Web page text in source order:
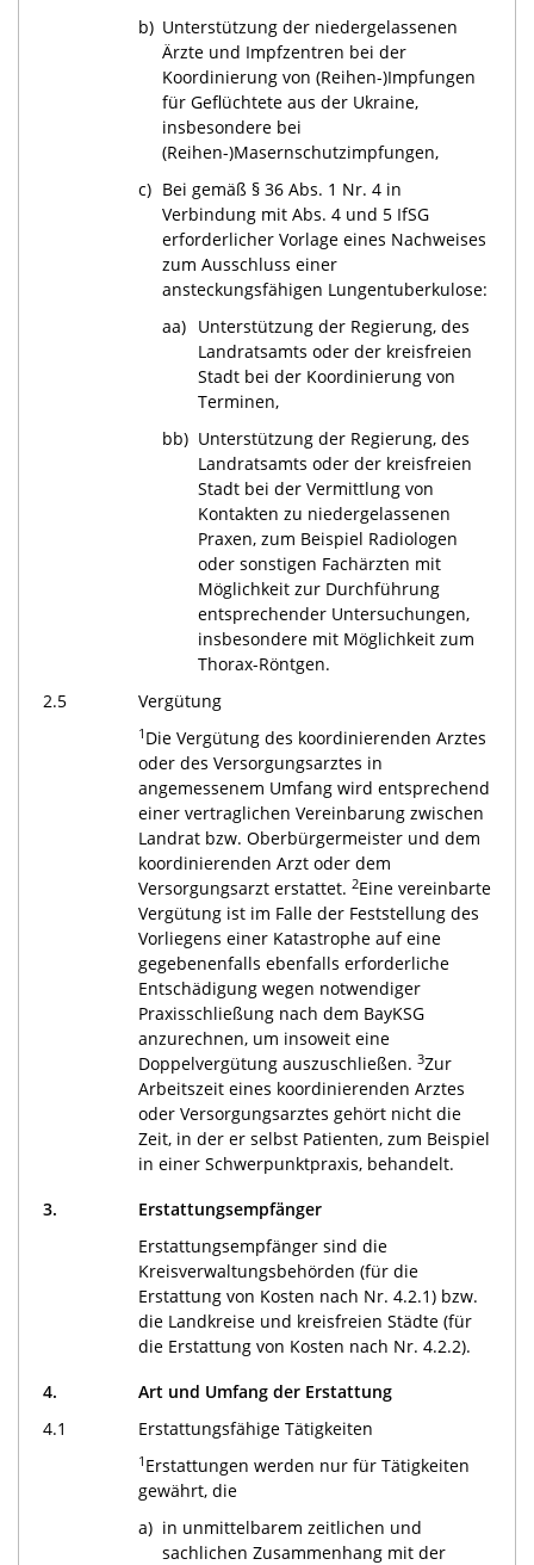
b) Unterstützung der niedergelassenen
Ärzte und Impfzentren bei der
Koordinierung von (Reihen-)Impfungen
für Geflüchtete aus der Ukraine,
insbesondere bei
(Reihen-)Masernschutzimpfungen,
c) Bei gemäß § 36 Abs. 1 Nr. 4 in
Verbindung mit Abs. 4 und 5 IfSG
erforderlicher Vorlage eines Nachweises
zum Ausschluss einer
ansteckungsfähigen Lungentuberkulose:
aa) Unterstützung der Regierung, des
Landratsamts oder der kreisfreien
Stadt bei der Koordinierung von
Terminen,
bb) Unterstützung der Regierung, des
Landratsamts oder der kreisfreien
Stadt bei der Vermittlung von
Kontakten zu niedergelassenen
Praxen, zum Beispiel Radiologen
oder sonstigen Fachärzten mit
Möglichkeit zur Durchführung
entsprechender Untersuchungen,
insbesondere mit Möglichkeit zum
Thorax-Röntgen.
2.5
Vergütung
1 Die Vergütung des koordinierenden Arztes
oder des Versorgungsarztes in
angemessenem Umfang wird entsprechend
einer vertraglichen Vereinbarung zwischen
Landrat bzw. Oberbürgermeister und dem
koordinierenden Arzt oder dem
Versorgungsarzt erstattet. 2Eine vereinbarte
Vergütung ist im Falle der Feststellung des
Vorliegens einer Katastrophe auf eine
gegebenenfalls ebenfalls erforderliche
Entschädigung wegen notwendiger
Praxisschließung nach dem BayKSG
anzurechnen, um insoweit eine
Doppelvergütung auszuschließen. 3Zur
Arbeitszeit eines koordinierenden Arztes
oder Versorgungsarztes gehört nicht die
Zeit, in der er selbst Patienten, zum Beispiel
in einer Schwerpunktpraxis, behandelt.
3.
Erstattungsempfänger
Erstattungsempfänger sind die
Kreisverwaltungsbehörden (für die
Erstattung von Kosten nach Nr. 4.2.1) bzw.
die Landkreise und kreisfreien Städte (für
die Erstattung von Kosten nach Nr. 4.2.2).
4.
Art und Umfang der Erstattung
4.1
Erstattungsfähige Tätigkeiten
1 Erstattungen werden nur für Tätigkeiten
gewährt, die
a) in unmittelbarem zeitlichen und
sachlichen Zusammenhang mit der